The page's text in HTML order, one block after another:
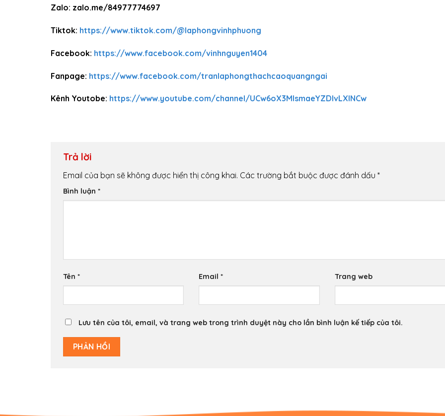
Zalo: zalo.me/84977774697
Tiktok: https://www.tiktok.com/@laphongvinhphuong
Facebook: https://www.facebook.com/vinhnguyen1404
Fanpage: https://www.facebook.com/tranlaphongthachcaoquangngai
Kênh Youtobe: https://www.youtube.com/channel/UCw6oX3MIsmaeYZDlvLXINCw
Trả lời
Email của bạn sẽ không được hiển thị công khai. Các trường bắt buộc được đánh dấu *
Bình luận *
Tên * Email* Trang web
Lưu tên của tôi, email, và trang web trong trình duyệt này cho lần bình luận kế tiếp của tôi.